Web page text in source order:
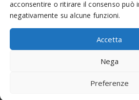
acconsentire o ritirare il consenso può
negativamente su alcune funzioni.
Accetta
Nega
Preferenze
MADE WEB